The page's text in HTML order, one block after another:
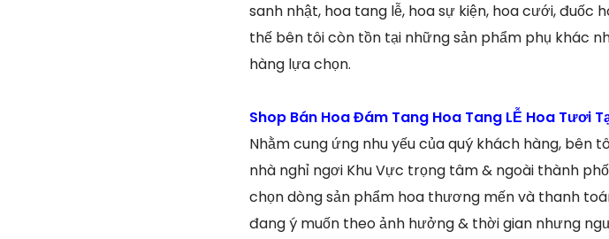
sanh nhật, hoa tang lễ, hoa sự kiện, hoa cưới, đuốc
thế bên tôi còn tồn tại những sản phẩm phụ khác
hàng lựa chọn.
Shop Bán Hoa Đám Tang Hoa Tang LỄ Hoa Tươi
Nhằm cung ứng nhu yếu của quý khách hàng, bên
nhà nghỉ ngơi Khu Vực trọng tâm & ngoài thành
chọn dòng sản phẩm hoa thương mến và thanh
đang ý muốn theo ảnh hưởng & thời gian nhưng